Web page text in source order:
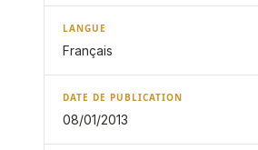
LANGUE
Français
DATE DE PUBLICATION
08/01/2013